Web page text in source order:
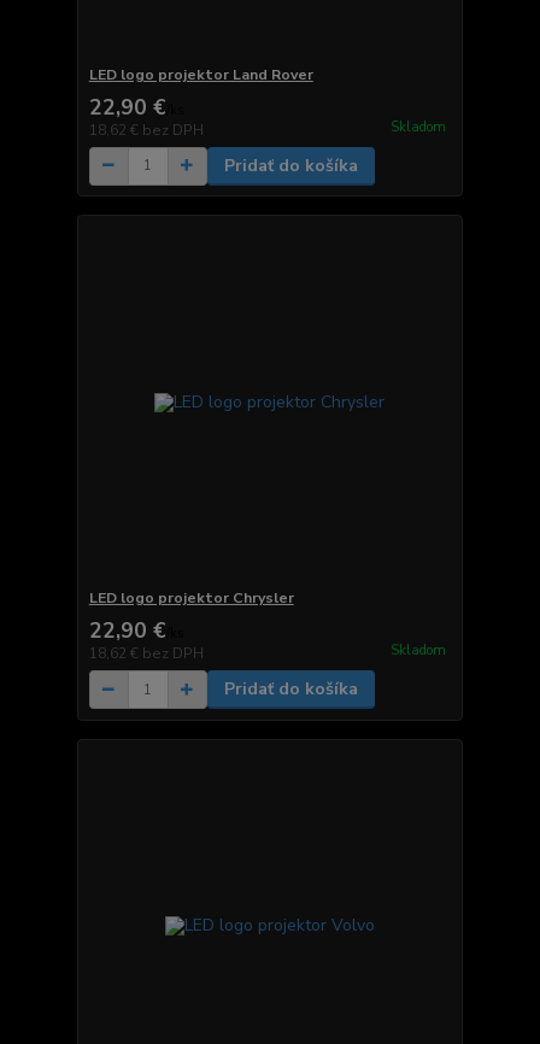
LED logo projektor Land Rover
22,90 €
18,62 € bez DPH Skladom
Pridať do košíka
LED logo projektor Chrysler
22,90 €
18,62 € bez DPH Skladom
Pridať do košíka